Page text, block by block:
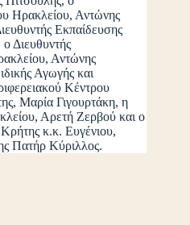
Ηρακλείου, Αντώνης
Εκπαίδευσης
Διευθυντής
Αντώνης
Αγωγής και
Κέντρου
Μαρία Γιγουρτάκη, η
Αρετή Ζερβού και ο
κ.κ. Ευγένιου,
Πατήρ Κύριλλος.